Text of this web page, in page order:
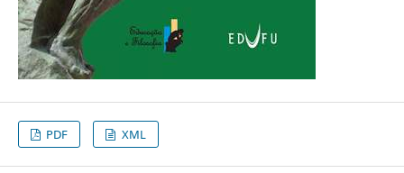
PDF XML